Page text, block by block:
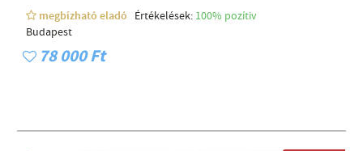
megbízható eladó
Értékelések: 100% pozítiv
Budapest
78 000 Ft